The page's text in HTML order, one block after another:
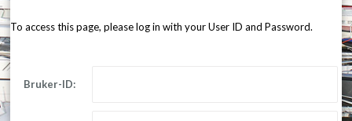
To access this page, please log in with your User ID and Password.
Bruker-ID: